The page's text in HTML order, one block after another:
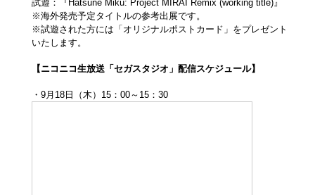
試遊：『Hatsune Miku: Project MIRAI Remix (working title)』
※海外発売予定タイトルの参考出展です。
※試遊された方には「オリジナルポストカード」をプレゼント
いたします。
【ニコニコ生放送「セガスタジオ」配信スケジュール】
・9月18日（木）15：00～15：30